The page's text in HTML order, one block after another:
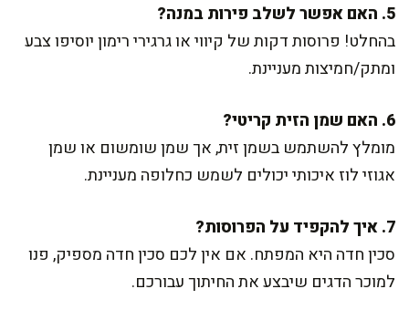
5. האם אפשר לשלב פירות במנה?
בהחלט! פרוסות דקות של קיווי או גרגירי רימון יוסיפו צבע
ומתק/חמיצות מעניינת.
6. האם שמן הזית קריטי?
מומלץ להשתמש בשמן זית, אך שמן שומשום או שמן
אגוזי לוז איכותי יכולים לשמש כחלופה מעניינת.
7. איך להקפיד על הפרוסות?
סכין חדה היא המפתח. אם אין לכם סכין חדה מספיק, פנו
למוכר הדגים שיבצע את החיתוך עבורכם.